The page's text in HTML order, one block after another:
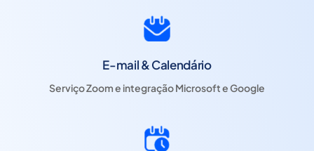
E-mail & Calendário
Serviço Zoom e integração Microsoft e Google